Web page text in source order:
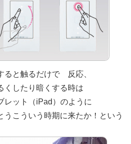
と触るだけで 反応、
くしたり暗くする時は
レット（iPad）のように
うこういう時期に来たか！という